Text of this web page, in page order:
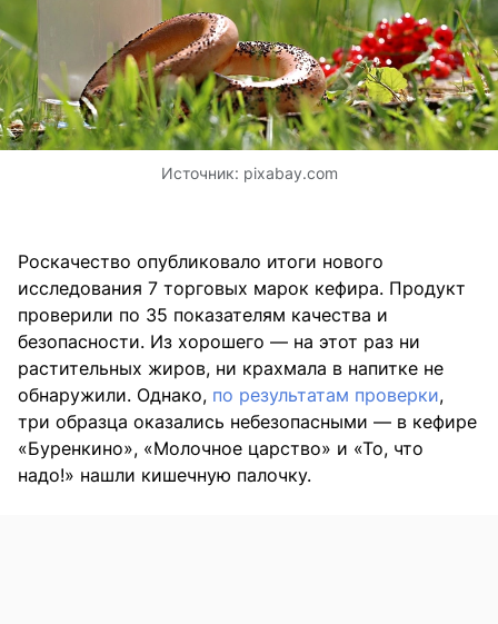
Источник: pixabay.com
Роскачество опубликовало итоги нового
исследования 7 торговых марок кефира. Продукт
проверили по 35 показателям качества и
безопасности. Из хорошего — на этот раз ни
растительных жиров, ни крахмала в напитке не
обнаружили. Однако, по результатам проверки,
три образца оказались небезопасными — в кефире
«Буренкино», «Молочное царство» и «То, что
надо!» нашли кишечную палочку.